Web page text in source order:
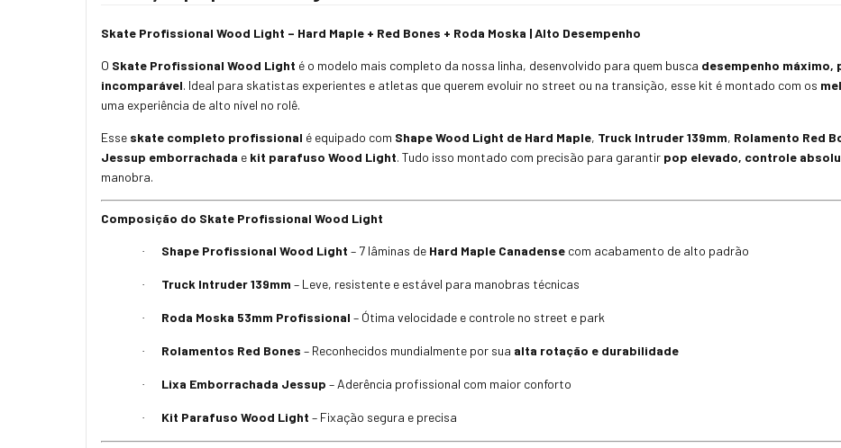
Skate Profissional Wood Light – Hard Maple + Red Bones + Roda Moska | Alto Desempenho
O Skate Profissional Wood Light é o modelo mais completo da nossa linha, desenvolvido para quem busca desempenho
incomparável. Ideal para skatistas experientes e atletas que querem evoluir no street ou na transição, esse kit é montado com os
uma experiência de alto nível no rolê.
Esse skate completo profissional é equipado com Shape Wood Light de Hard Maple, Truck Intruder 139mm, Rolamento Red
Jessup emborrachada e kit parafuso Wood Light. Tudo isso montado com precisão para garantir pop elevado, controle
manobra.
Composição do Skate Profissional Wood Light
· Shape Profissional Wood Light – 7 lâminas de Hard Maple Canadense com acabamento de alto padrão
· Truck Intruder 139mm – Leve, resistente e estável para manobras técnicas
· Roda Moska 53mm Profissional – Ótima velocidade e controle no street e park
· Rolamentos Red Bones – Reconhecidos mundialmente por sua alta rotação e durabilidade
· Lixa Emborrachada Jessup – Aderência profissional com maior conforto
· Kit Parafuso Wood Light – Fixação segura e precisa